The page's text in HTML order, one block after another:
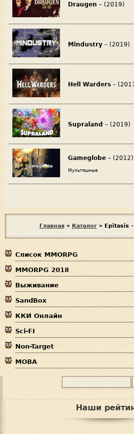
Draugen – (2019)
Mindustry – (2019)
Hell Warders –
Supraland – (2019)
Gameglobe – (2012)
Мультяшные
ы
з
д
е
с
ь
Главная » Каталог » Epitasis
Список MMORPG
MMORPG 2018
Выживание
SandBox
ККИ Онлайн
Sci-FI
Non-Target
MOBA
Наши